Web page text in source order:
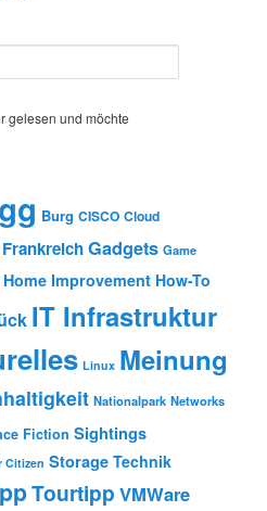
gelesen und möchte
Burg CISCO Cloud
FrankreichGadgets Game
Home Improvement How-To
IT Infrastruktur
Linux Meinung
Nationalpark Networks
Fiction Sightings
Citizen Storage Technik
Tourtipp VMWare